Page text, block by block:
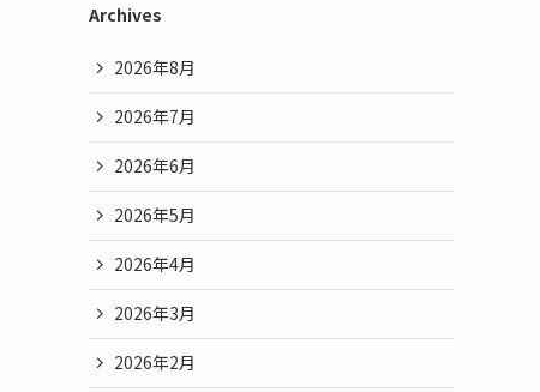
Archives
2026年8月
2026年7月
2026年6月
2026年5月
2026年4月
2026年3月
2026年2月